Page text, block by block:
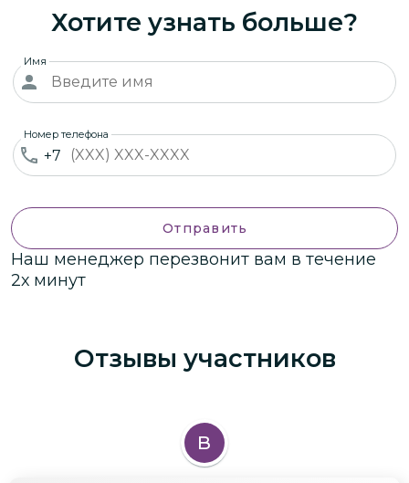
Хотите узнать больше?
Имя
+7
Номер телефона
Отправить
Наш менеджер перезвонит вам в течение
2х минут
Отзывы участников
В